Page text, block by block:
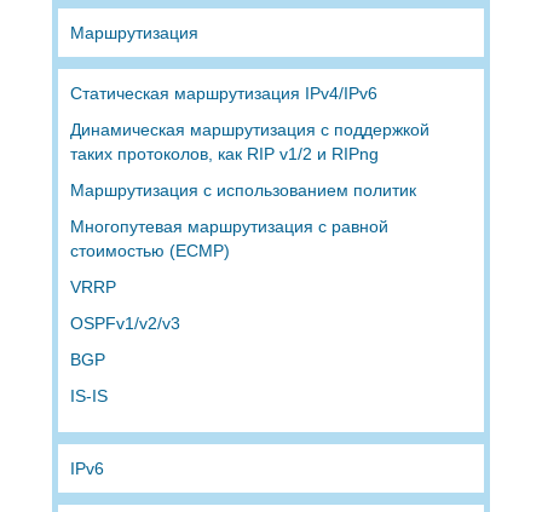
Маршрутизация
Статическая маршрутизация IPv4/IPv6
Динамическая маршрутизация с поддержкой
таких протоколов, как RIP v1/2 и RIPng
Маршрутизация с использованием политик
Многопутевая маршрутизация с равной
стоимостью (ECMP)
VRRP
OSPFv1/v2/v3
BGP
IS-IS
IPv6